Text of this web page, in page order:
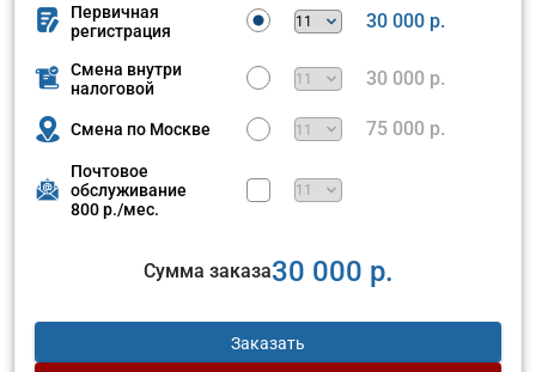
Первичная
регистрация
30 000 р.
Смена внутри
налоговой
30 000 р.
Смена по Москве 75 000 р.
Почтовое
обслуживание
800 р./мес.
Сумма заказа30 000 р.
Заказать